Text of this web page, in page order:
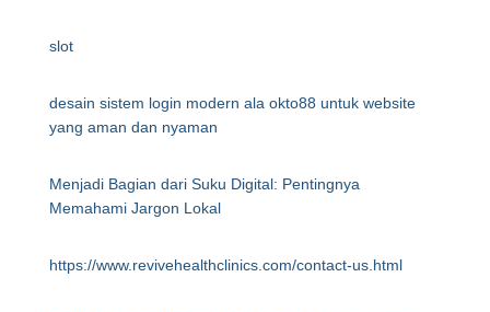
slot
desain sistem login modern ala okto88 untuk website
yang aman dan nyaman
Menjadi Bagian dari Suku Digital: Pentingnya
Memahami Jargon Lokal
https://www.revivehealthclinics.com/contact-us.html